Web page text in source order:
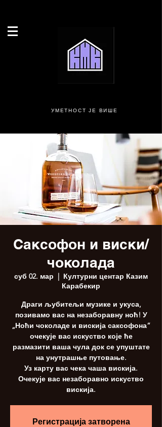
УМЕТНОСТ ЈЕ ВИШЕ
Саксофон и виски/
чоколада
суб 02. мар
  |
Културни центар Казим
Карабекир
Драги љубитељи музике и укуса,
позивамо вас на незаборавну ноћ! У
„Ноћи чоколаде и вискија саксофона“
очекује вас искуство које ће
размазити ваша чула док се упуштате
на унутрашње путовање.
Уз карту вас чека чаша вискија.
Очекује вас незаборавно искуство
вискија.
Регистрација затворена